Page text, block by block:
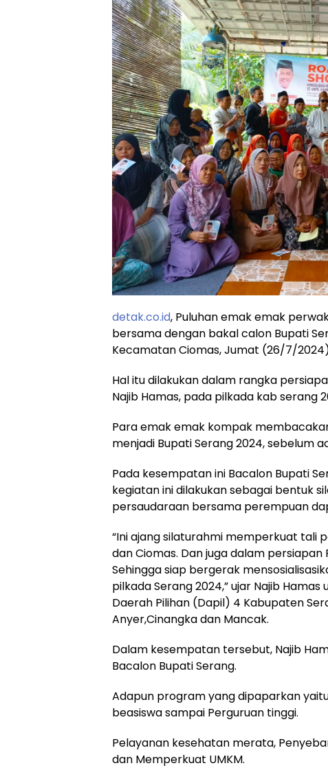
detak.co.id, Puluhan emak emak
bersama dengan bakal calon Bupati
Kecamatan Ciomas, Jumat (26/7/
Hal itu dilakukan dalam rangka
Najib Hamas, pada pilkada kab serang
Para emak emak kompak
menjadi Bupati Serang 2024, sebelum
Pada kesempatan ini Bacalon Bupati
kegiatan ini dilakukan sebagai bentuk
persaudaraan bersama perempuan
“Ini ajang silaturahmi memperkuat tali
dan Ciomas. Dan juga dalam
Sehingga siap bergerak
pilkada Serang 2024,” ujar Najib
Daerah Pilihan (Dapil) 4 Kabupaten
Anyer,Cinangka dan Mancak.
Dalam kesempatan tersebut, Najib
Bacalon Bupati Serang.
Adapun program yang dipaparkan
beasiswa sampai Perguruan tinggi.
Pelayanan kesehatan merata,
dan Memperkuat UMKM.